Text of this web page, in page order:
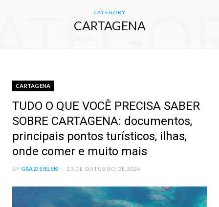
CATEGORY
CARTAGENA
CARTAGENA
TUDO O QUE VOCÊ PRECISA SABER
SOBRE CARTAGENA: documentos,
principais pontos turísticos, ilhas,
onde comer e muito mais
BY GRAZI SIELSKI 23 DE OUTUBRO DE 2024